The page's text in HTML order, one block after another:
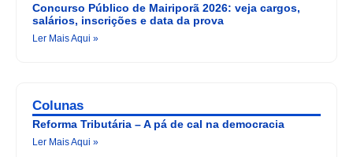
Concurso Público de Mairiporã 2026: veja cargos,
salários, inscrições e data da prova
Ler Mais Aqui »
Colunas
Reforma Tributária – A pá de cal na democracia
Ler Mais Aqui »